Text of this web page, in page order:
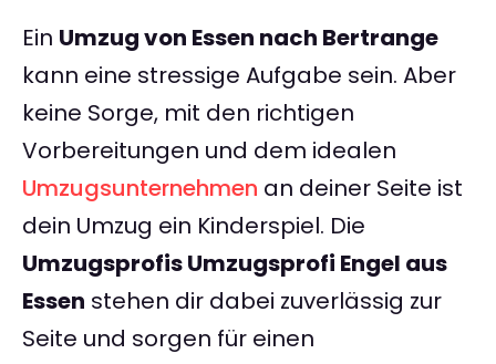
Ein Umzug von Essen nach Bertrange
kann eine stressige Aufgabe sein. Aber
keine Sorge, mit den richtigen
Vorbereitungen und dem idealen
Umzugsunternehmen an deiner Seite ist
dein Umzug ein Kinderspiel. Die
Umzugsprofis Umzugsprofi Engel aus
Essen stehen dir dabei zuverlässig zur
Seite und sorgen für einen